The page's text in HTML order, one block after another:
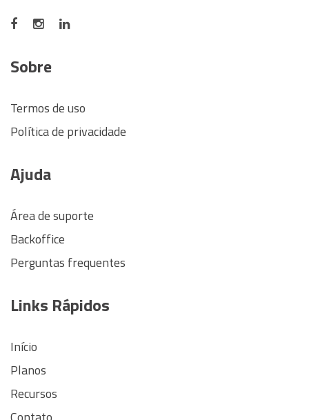
Sobre
Termos de uso
Política de privacidade
Ajuda
Área de suporte
Backoffice
Perguntas frequentes
Links Rápidos
Início
Planos
Recursos